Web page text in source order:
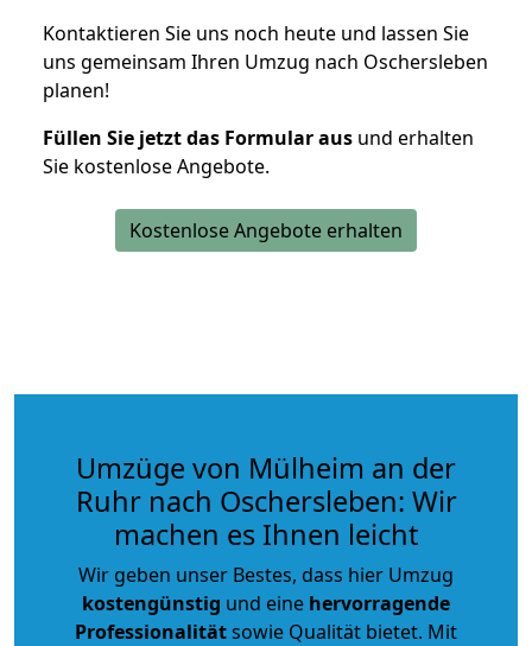
Kontaktieren Sie uns noch heute und lassen Sie
uns gemeinsam Ihren Umzug nach Oschersleben
planen!
Füllen Sie jetzt das Formular aus und erhalten
Sie kostenlose Angebote.
Kostenlose Angebote erhalten
Umzüge von Mülheim an der
Ruhr nach Oschersleben: Wir
machen es Ihnen leicht
Wir geben unser Bestes, dass hier Umzug
kostengünstig und eine hervorragende
Professionalitätsowie Qualität bietet. Mit